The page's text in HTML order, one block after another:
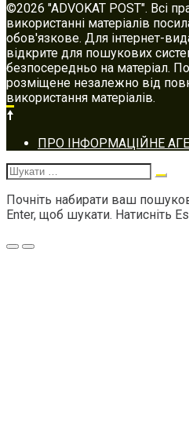
©2026 "ADVOKAT POST". Всі
використанні матеріалів
обов'язкове. Для інтернет-
відкрите для пошукових
безпосередньо на матеріал.
розміщене незалежно від
використання матеріалів.
Footer
navigation
ПРО ІНФОРМАЦІЙНЕ
Шукати:
Почніть набирати ваш
Enter, щоб шукати. Натисніть
Меню